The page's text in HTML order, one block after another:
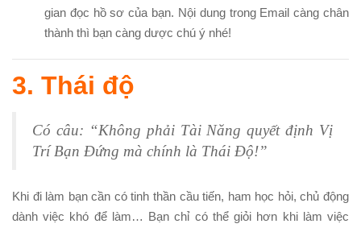
gian đọc hồ sơ của bạn. Nội dung trong Email càng chân
thành thì bạn càng dược chú ý nhé!
3. Thái độ
Có câu: “Không phải Tài Năng quyết định Vị
Trí Bạn Đứng mà chính là Thái Độ!”
Khi đi làm bạn cần có tinh thần cầu tiến, ham học hỏi, chủ động
dành việc khó để làm… Bạn chỉ có thể giỏi hơn khi làm việc